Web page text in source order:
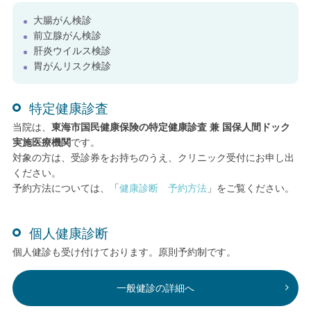
大腸がん検診
前立腺がん検診
肝炎ウイルス検診
胃がんリスク検診
特定健康診査
当院は、 東海市国民健康保険の特定健康診査 兼 国保人間ドック
実施医療機関です。
対象の方は、受診券をお持ちのうえ、クリニック受付にお申し出
ください。
予約方法については、「健康診断 予約方法」をご覧ください。
個人健康診断
個人健診も受け付けております。原則予約制です。
一般健診の詳細へ